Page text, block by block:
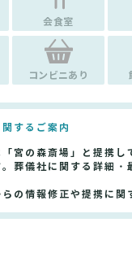
会食室
コンビニあり
するご案内
「宮の森斎場」と提携
。葬儀社に関する詳細
らの情報修正や提携に